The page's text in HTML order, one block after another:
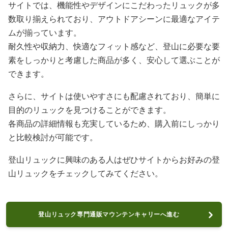
サイトでは、機能性やデザインにこだわったリュックが多
数取り揃えられており、アウトドアシーンに最適なアイテ
ムが揃っています。
耐久性や収納力、快適なフィット感など、登山に必要な要
素をしっかりと考慮した商品が多く、安心して選ぶことが
できます。
さらに、サイトは使いやすさにも配慮されており、簡単に
目的のリュックを見つけることができます。
各商品の詳細情報も充実しているため、購入前にしっかり
と比較検討が可能です。
登山リュックに興味のある人はぜひサイトからお好みの登
山リュックをチェックしてみてください。
登山リュック専門通販マウンテンキャリーへ進む